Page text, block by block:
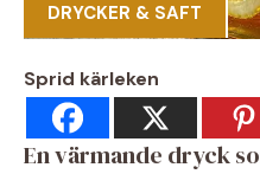
DRYCKER & SAFT
Sprid kärleken
En värmande dryck